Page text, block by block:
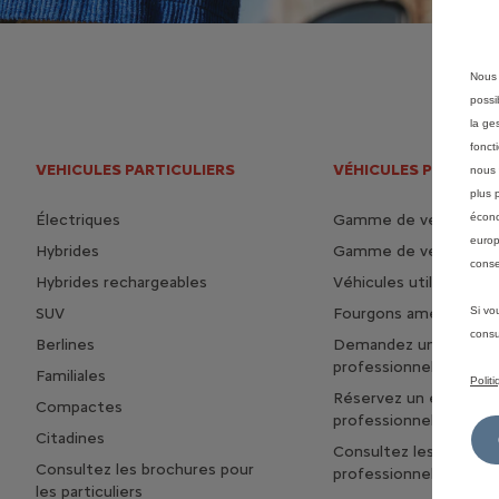
VEHICULES PARTICULIERS
Électriques
Hybrides
Hybrides rechargeables
SUV
Berlines
Familiales
Compactes
Citadines
Consultez les brochures pour
les particuliers
VÉHICULES
Gamme de véhicules
Gamme de véhicules
Véhicules utilitaires
Fourgons aménagés
Demandez une offre
professionnelle
Réservez un essai
professionnel
Consultez les
professionnelles
Nous
la
nous
plus
Si